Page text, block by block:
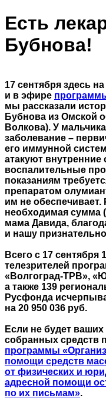
Есть
Бубнова!
17 сентября здесь
и в эфире
мы рассказали
Бубнова из Омской
Волкова). У
заболевание –
его иммунной
атакуют
воспалительные
показаниям
препаратом
им не
необходимая сумма
мама Давида,
и нашу
Всего с 17 сентября
телезрителей
«Волгоград-ТРВ»,
а также 139
Русфонда
на 20 950 036 руб.
Если не будет
собранных средств
программы
помощи средств
от физических и
адресной помощи
по их письмам».